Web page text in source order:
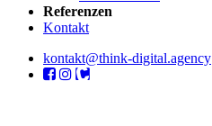
Referenzen
Kontakt
kontakt@think-digital.agency